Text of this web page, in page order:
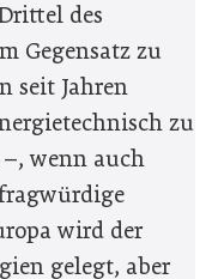
des
Gegensatz zu
seit Jahren
zu
–, wenn auch
wird der
gelegt, aber